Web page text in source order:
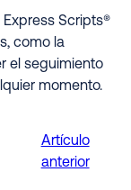
Scripts®
como la
el seguimiento
momento.
Artículo
anterior